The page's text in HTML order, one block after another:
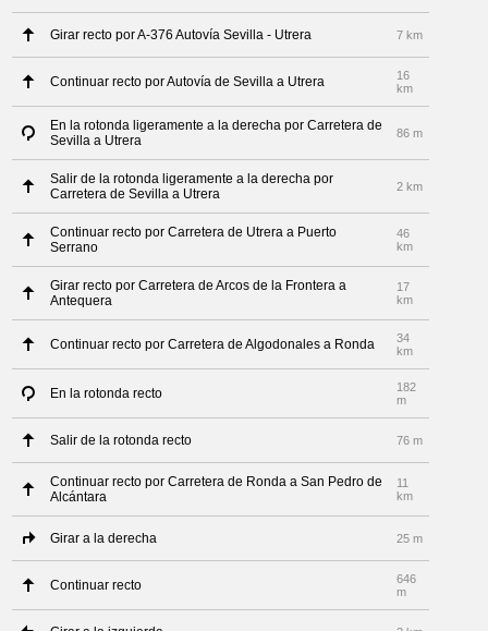
Girar recto por A-376 Autovía Sevilla - Utrera 7 km
Continuar recto por Autovía de Sevilla a Utrera
16
km
En la rotonda ligeramente a la derecha por Carretera de
Sevilla a Utrera
86 m
Salir de la rotonda ligeramente a la derecha por
Carretera de Sevilla a Utrera
2 km
Continuar recto por Carretera de Utrera a Puerto
Serrano
46
km
Girar recto por Carretera de Arcos de la Frontera a
Antequera
17
km
Continuar recto por Carretera de Algodonales a Ronda
34
km
En la rotonda recto
182
m
Salir de la rotonda recto 76 m
Continuar recto por Carretera de Ronda a San Pedro de
Alcántara
11
km
Girar a la derecha 25 m
Continuar recto
646
m